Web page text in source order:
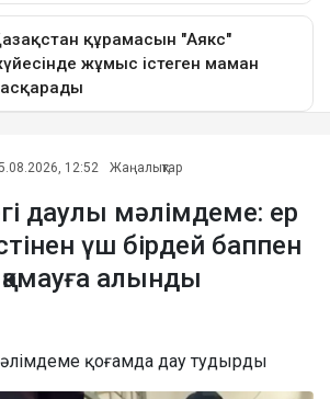
12:52 Жаңалықтар
даулы мәлімдеме: ер
үш бірдей баппен
қамауға алынды
қоғамда дау тудырды